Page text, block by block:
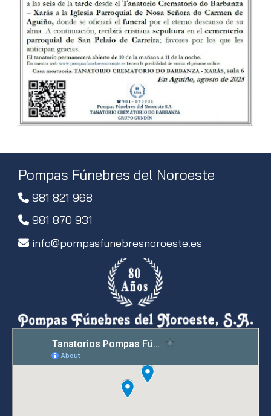
Pompas Fúnebres del Noroeste
981 821 968
981 870 931
info
pompasfunebresnoroeste.es